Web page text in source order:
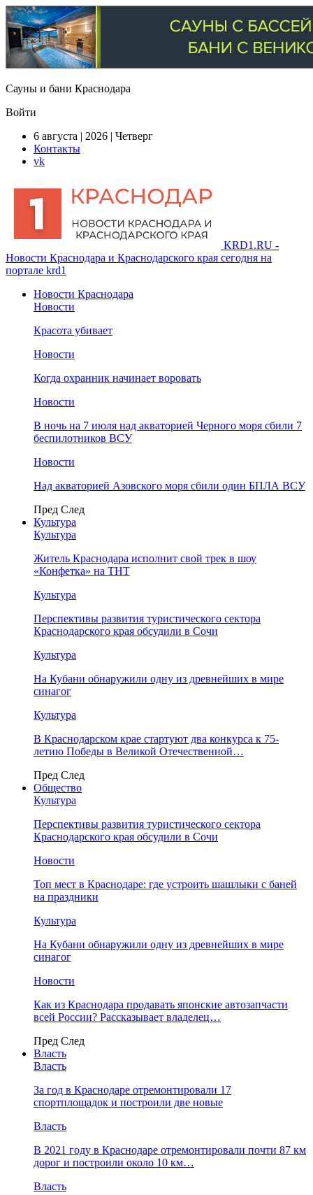
Сауны и бани Краснодара
Войти
6 августа | 2026 | Четверг
Контакты
vk
KRD1.RU -
Новости Краснодара и Краснодарского края сегодня на
портале krd1
Новости Краснодара
Новости
Красота убивает
Новости
Когда охранник начинает воровать
Новости
В ночь на 7 июля над акваторией Черного моря сбили 7
беспилотников ВСУ
Новости
Над акваторией Азовского моря сбили один БПЛА ВСУ
Пред След
Культура
Культура
Житель Краснодара исполнит свой трек в шоу
«Конфетка» на ТНТ
Культура
Перспективы развития туристического сектора
Краснодарского края обсудили в Сочи
Культура
На Кубани обнаружили одну из древнейших в мире
синагог
Культура
В Краснодарском крае стартуют два конкурса к 75-
летию Победы в Великой Отечественной…
Пред След
Общество
Культура
Перспективы развития туристического сектора
Краснодарского края обсудили в Сочи
Новости
Топ мест в Краснодаре: где устроить шашлыки с баней
на праздники
Культура
На Кубани обнаружили одну из древнейших в мире
синагог
Новости
Как из Краснодара продавать японские автозапчасти
всей России? Рассказывает владелец…
Пред След
Власть
Власть
За год в Краснодаре отремонтировали 17
спортплощадок и построили две новые
Власть
В 2021 году в Краснодаре отремонтировали почти 87 км
дорог и построили около 10 км…
Власть